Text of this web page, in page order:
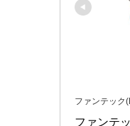
ファンテック
ファンテ